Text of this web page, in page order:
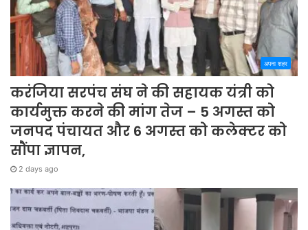
अपना शहर
करंजिया सरपंच संघ ने की सहायक यंत्री को
कार्यमुक्त करने की मांग तेज – 5 अगस्त को
जनपद पंचायत और 6 अगस्त को कलेक्टर को
सौंपा ज्ञापन,
2 days ago